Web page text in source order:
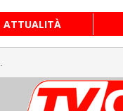
ATTUALITÀ